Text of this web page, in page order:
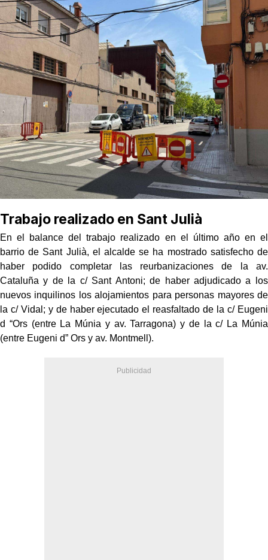
Trabajo realizado en Sant Julià
En el balance del trabajo realizado en el último año en el
barrio de Sant Julià, el alcalde se ha mostrado satisfecho de
haber podido completar las reurbanizaciones de la av.
Cataluña y de la c/ Sant Antoni; de haber adjudicado a los
nuevos inquilinos los alojamientos para personas mayores de
la c/ Vidal; y de haber ejecutado el reasfaltado de la c/ Eugeni
d “Ors (entre La Múnia y av. Tarragona) y de la c/ La Múnia
(entre Eugeni d” Ors y av. Montmell).